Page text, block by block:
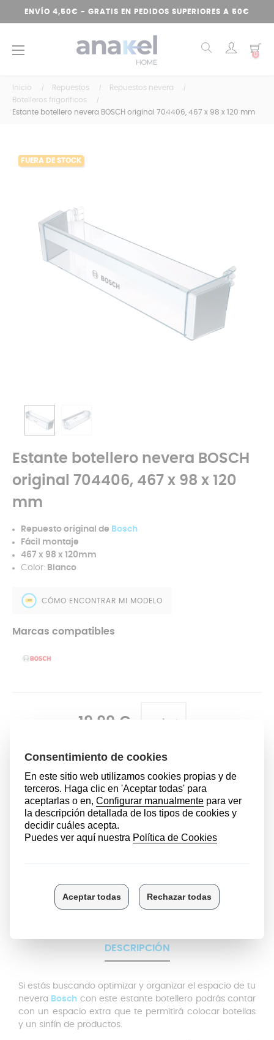
ENVÍO 4,50€ - GRATIS EN PEDIDOS SUPERIORES A 50€
Navegación
☰ 0
Inicio Repuestos
Repuestos nevera
Botelleros frigoríficos
Estante botellero nevera BOSCH original 704406, 467 x 98 x 120 mm
FUERA DE STOCK
Estante botellero nevera BOSCH
original 704406, 467 x 98 x 120
mm
Repuesto original de Bosch
Fácil montaje
467 x 98 x 120mm
Color: Blanco
CÓMO ENCONTRAR MI MODELO
Marcas compatibles
19,99 €
FUERA DE STOCK
Modelos compatibles
KD29VVW30N KGV33VW30 KGV36VI30 KGV36XW31V
KSV29VW30 KSV36VL40 KDV29VL30 KGV33VW30E
KSV33VL30 KSV36VW30 KDV29VW30 KGV33VW31G
KGV36VL30 KGV39VI30 KSV33VW30 KSV36VW30G...
DESCRIPCIÓN
Si estás buscando optimizar y organizar el espacio de tu
nevera Bosch con este estante botellero podrás contar
con un espacio extra que te permitirá colocar botellas
y un sinfín de productos.